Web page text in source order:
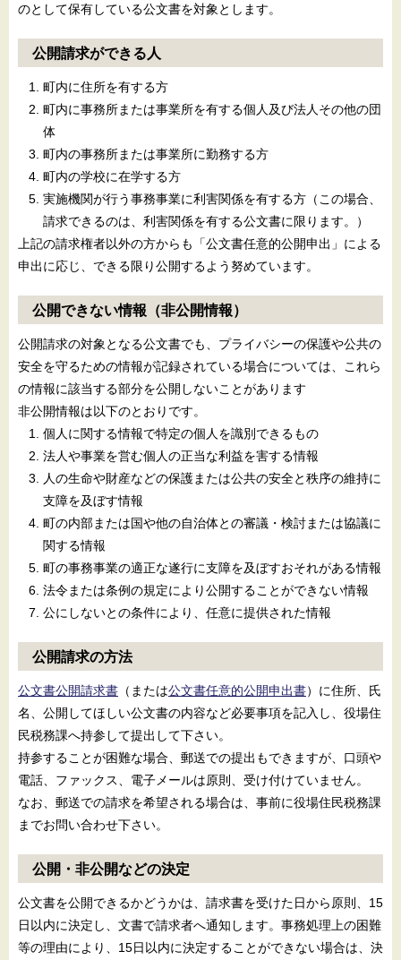
のとして保有している公文書を対象とします。
公開請求ができる人
町内に住所を有する方
町内に事務所または事業所を有する個人及び法人その他の団
体
町内の事務所または事業所に勤務する方
町内の学校に在学する方
実施機関が行う事務事業に利害関係を有する方（この場合、
請求できるのは、利害関係を有する公文書に限ります。）
上記の請求権者以外の方からも「公文書任意的公開申出」による
申出に応じ、できる限り公開するよう努めています。
公開できない情報（非公開情報）
公開請求の対象となる公文書でも、プライバシーの保護や公共の
安全を守るための情報が記録されている場合については、これら
の情報に該当する部分を公開しないことがあります
非公開情報は以下のとおりです。
個人に関する情報で特定の個人を識別できるもの
法人や事業を営む個人の正当な利益を害する情報
人の生命や財産などの保護または公共の安全と秩序の維持に
支障を及ぼす情報
町の内部または国や他の自治体との審議・検討または協議に
関する情報
町の事務事業の適正な遂行に支障を及ぼすおそれがある情報
法令または条例の規定により公開することができない情報
公にしないとの条件により、任意に提供された情報
公開請求の方法
公文書公開請求書 （または公文書任意的公開申出書）に住所、氏
名、公開してほしい公文書の内容など必要事項を記入し、役場住
民税務課へ持参して提出して下さい。
持参することが困難な場合、郵送での提出もできますが、口頭や
電話、ファックス、電子メールは原則、受け付けていません。
なお、郵送での請求を希望される場合は、事前に役場住民税務課
までお問い合わせ下さい。
公開・非公開などの決定
公文書を公開できるかどうかは、請求書を受けた日から原則、15
日以内に決定し、文書で請求者へ通知します。事務処理上の困難
等の理由により、15日以内に決定することができない場合は、決